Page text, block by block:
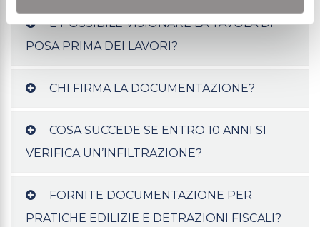
È POSSIBILE VISIONARE LA TAVOLA DI
POSA PRIMA DEI LAVORI?
CHI FIRMA LA DOCUMENTAZIONE?
COSA SUCCEDE SE ENTRO 10 ANNI SI
VERIFICA UN’INFILTRAZIONE?
FORNITE DOCUMENTAZIONE PER
PRATICHE EDILIZIE E DETRAZIONI FISCALI?